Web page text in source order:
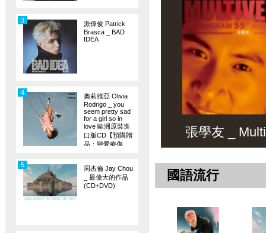
派偉俊 Patrick
Brasca _ BAD
IDEA
3
奧莉維亞 Olivia
Rodrigo _ you
seem pretty sad
for a girl so in
love 歐洲原裝進
口版CD【預購贈
品：戀愛療傷
4
周杰倫 Jay Chou
_ 最偉大的作品
(CD+DVD)
5
張學友 _
國語流行